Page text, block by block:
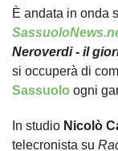
È andata in onda
Neroverdi - il
si occuperà di
Sassuolo ogni
In studio Nicolò
telecronista su